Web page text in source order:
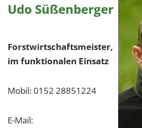
Udo Süßenberger
Forstwirtschaftsmeister,
im funktionalen Einsatz
Mobil: 0152 28851224
E-Mail: